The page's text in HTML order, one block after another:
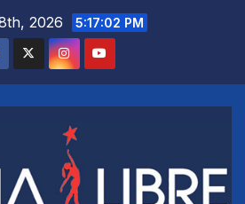
2026 5:17:04 PM